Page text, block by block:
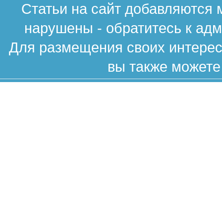
Статьи на сайт
нарушены - обратитесь к
Для размещения своих
вы также